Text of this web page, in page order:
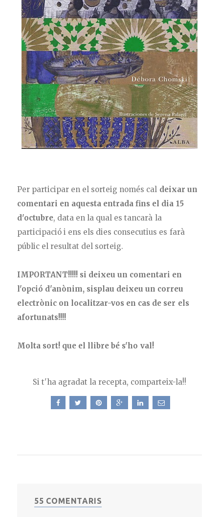
Per participar en el sorteig només cal deixar un
comentari en aquesta entrada fins el dia 15
d'octubre, data en la qual es tancarà la
participació i ens els dies consecutius es farà
públic el resultat del sorteig.
IMPORTANT!!!!! si deixeu un comentari en
l'opció d'anònim, sisplau deixeu un correu
electrònic on localitzar-vos en cas de ser els
afortunats!!!!
Molta sort! que el llibre bé s'ho val!
Si t'ha agradat la recepta, comparteix-la!!
55 COMENTARIS